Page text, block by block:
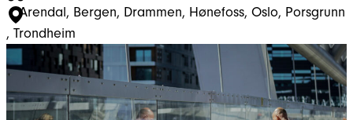
Arendal, Bergen, Drammen, Hønefoss, Oslo, Porsgrunn
, Trondheim